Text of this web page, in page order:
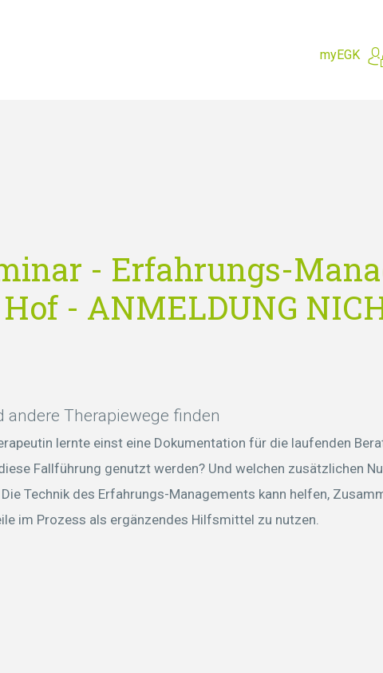
myEGK
- Erfahrungs-
- ANMELDUNG
andere Therapiewege finden
lernte einst eine Dokumentation für die laufenden
Fallführung genutzt werden? Und welchen zusätzlichen
Technik des Erfahrungs-Managements kann helfen,
im Prozess als ergänzendes Hilfsmittel zu nutzen.
vous cherchez?